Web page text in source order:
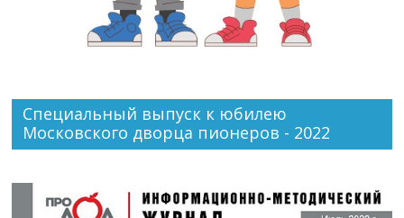
Специальный выпуск к юбилею
Московского дворца пионеров - 2022